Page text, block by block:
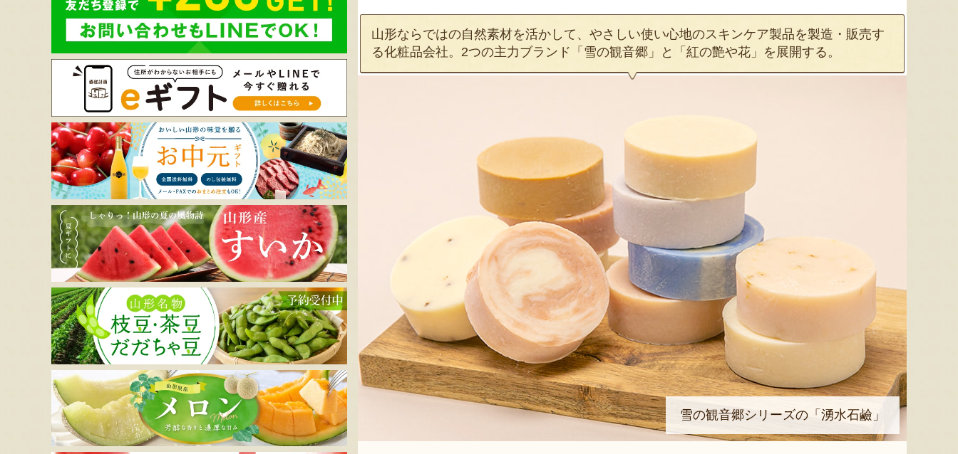
山形ならではの自然素材を活かして、やさしい使い心地のスキンケア製品を製造・販売す
る化粧品会社。2つの主力ブランド「雪の観音郷」と「紅の艶や花」を展開する。
雪の観音郷シリーズの「湧水石鹼」